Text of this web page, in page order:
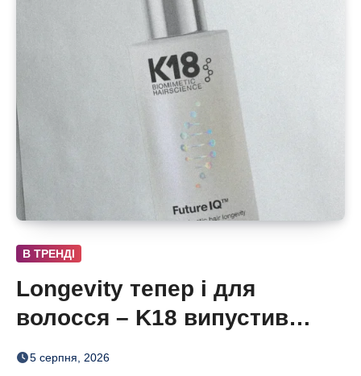
В ТРЕНДІ
Longevity тепер і для
волосся – K18 випустив
нічну сироватку FutureIQ
5 серпня, 2026